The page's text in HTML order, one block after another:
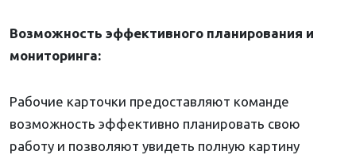
Возможность эффективного планирования и
мониторинга:
Рабочие карточки предоставляют команде
возможность эффективно планировать свою
работу и позволяют увидеть полную картину